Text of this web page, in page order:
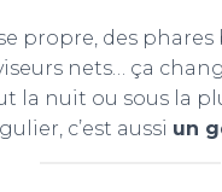
propre, des
nets… ça
la nuit ou sous la
c’est aussi un